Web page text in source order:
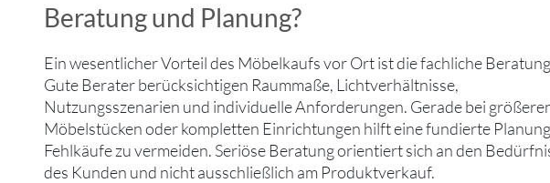
Beratung und Planung?
Ein wesentlicher Vorteil des Möbelkaufs vor Ort ist die fachliche
Gute Berater berücksichtigen Raummaße, Lichtverhältnisse,
Nutzungsszenarien und individuelle Anforderungen. Gerade bei
Möbelstücken oder kompletten Einrichtungen hilft eine fundierte
Fehlkäufe zu vermeiden. Seriöse Beratung orientiert sich an den
des Kunden und nicht ausschließlich am Produktverkauf.